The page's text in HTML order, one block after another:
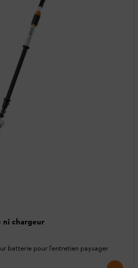
ni chargeur
batterie pour l'entretien paysager